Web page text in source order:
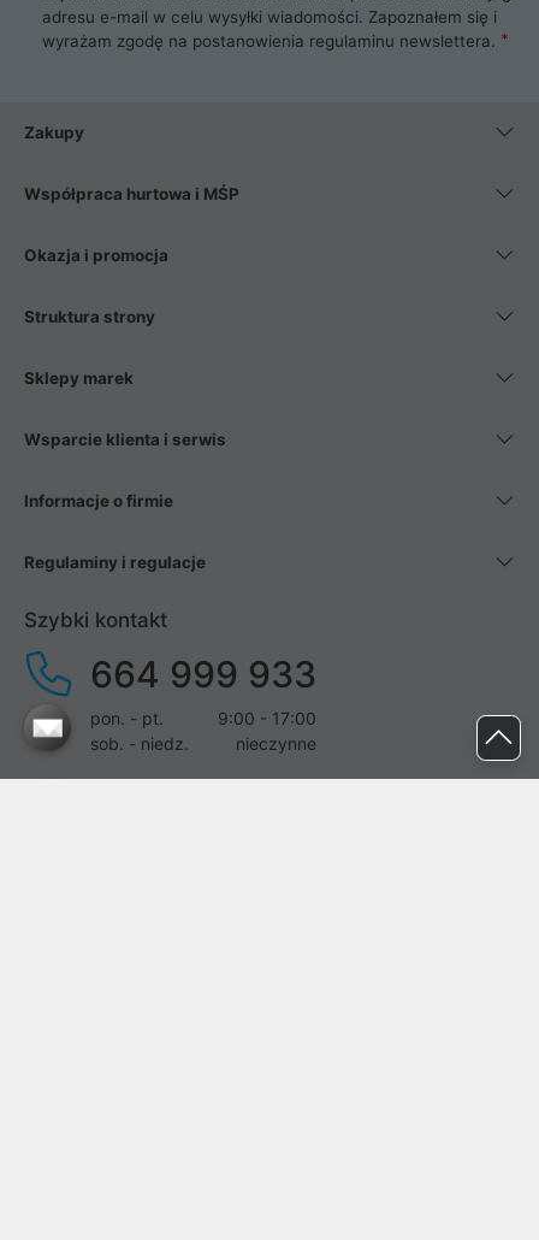
adresu e-mail w celu wysyłki wiadomości. Zapoznałem się i
wyrażam zgodę na postanowienia regulaminu newslettera.
Zakupy
Współpraca hurtowa i MŚP
Okazja i promocja
Struktura strony
Sklepy marek
Wsparcie klienta i serwis
Informacje o firmie
Regulaminy i regulacje
Szybki kontakt
664 999 933
pon. - pt.
9:00 - 17:00
sob. - niedz.
nieczynne